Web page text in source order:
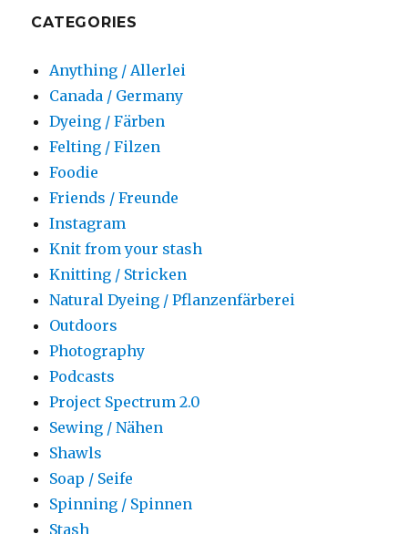
CATEGORIES
Anything / Allerlei
Canada / Germany
Dyeing / Färben
Felting / Filzen
Foodie
Friends / Freunde
Instagram
Knit from your stash
Knitting / Stricken
Natural Dyeing / Pflanzenfärberei
Outdoors
Photography
Podcasts
Project Spectrum 2.0
Sewing / Nähen
Shawls
Soap / Seife
Spinning / Spinnen
Stash